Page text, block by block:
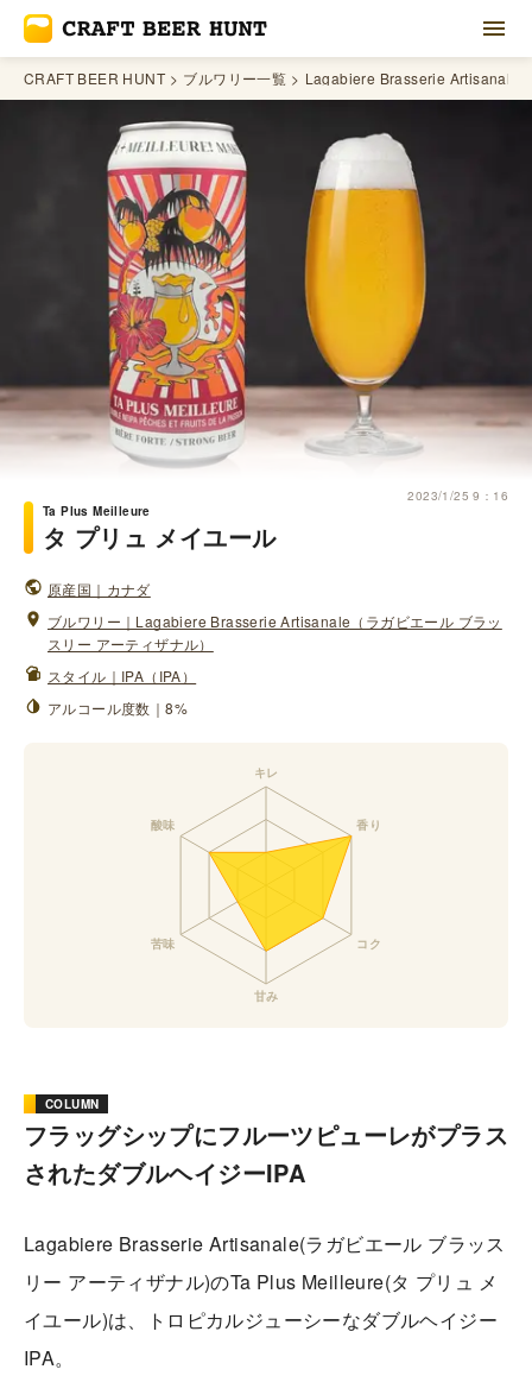
CRAFT BEER HUNT ブルワリー一覧 Lagabiere Brasserie Artisanale
2023/1/25 9：16
Ta Plus Meilleure
タ プリュ メイユール
原産国｜カナダ
ブルワリー｜Lagabiere Brasserie Artisanale（ラガビエール ブラッ
スリー アーティザナル）
スタイル｜IPA（IPA）
アルコール度数｜8%
COLUMN
フラッグシップにフルーツピューレがプラス
されたダブルヘイジーIPA
Lagabiere Brasserie Artisanale(ラガビエール ブラッス
リー アーティザナル)のTa Plus Meilleure(タ プリュ メ
イユール)は、トロピカルジューシーなダブルヘイジー
IPA。